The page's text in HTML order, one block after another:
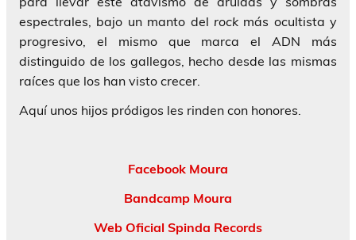
espectrales, bajo un manto del rockmás ocultista y
progresivo, el mismo que marca el ADN más
distinguido de los gallegos, hecho desde las mismas
raíces que los han visto crecer.
Aquí unos hijos pródigos les rinden con honores.
Facebook Moura
Bandcamp Moura
Web Oficial Spinda Records